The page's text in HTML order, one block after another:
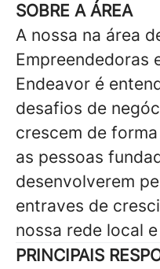
SOBRE A ÁREA
A nossa na área
Empreendedoras
Endeavor é
desafios de
crescem de
as pessoas
desenvolverem
entraves de
nossa rede local
PRINCIPAIS